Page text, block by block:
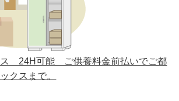
養祭 平成28年6月16日(木)
養祭 平成27年11月27日
養祭平成26年12月5日
養祭平成26年4月28日
ス 24H可能 ご供養料金前払いでご都
クスまで。